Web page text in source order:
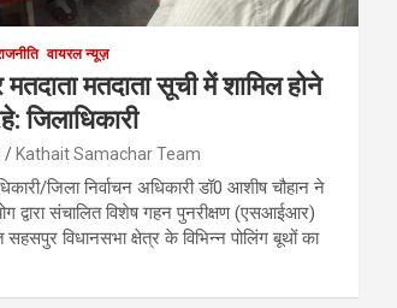
वायरल न्यूज़
मतदाता मतदाता सूची में शामिल होने
जिलाधिकारी
Kathait Samachar Team
जिला निर्वाचन अधिकारी डॉ0 आशीष चौहान ने
द्वारा संचालित विशेष गहन पुनरीक्षण (एसआईआर)
विधानसभा क्षेत्र के विभिन्न पोलिंग बूथों का